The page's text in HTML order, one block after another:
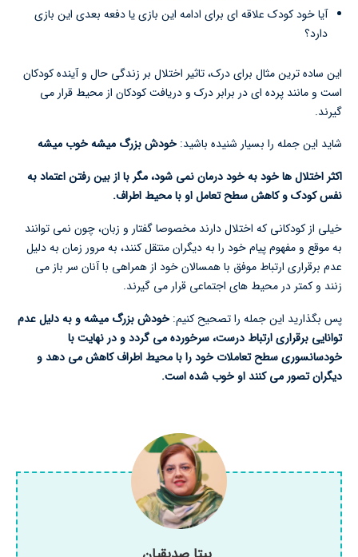
آیا خود کودک علاقه ای برای ادامه این بازی یا دفعه بعدی این بازی
دارد؟
این ساده ترین مثال برای درک، تاثیر اختلال بر زندگی حال و آینده کودکان
است و مانند پرده ای در برابر درک و دریافت کودکان از محیط قرار می
گیرند.
شاید این جمله را بسیار شنیده باشید: خودش بزرگ میشه خوب میشه
اکثر اختلال ها خود به خود درمان نمی شود، مگر با از بین رفتن اعتماد به
نفس کودک و کاهش سطح تعامل او با محیط اطراف.
خیلی از کودکانی که اختلال دارند مخصوصا گفتار و زبان، چون نمی توانند
به موقع و مفهوم پیام خود را به دیگران منتقل کنند، به مرور زمان به دلیل
عدم برقراری ارتباط موفق با همسالان خود از همراهی با آنان سر باز می
زنند و کمتر در محیط های اجتماعی قرار می گیرند.
پس بگذارید این جمله را تصحیح کنیم: خودش بزرگ میشه و به دلیل عدم
توانایی برقراری ارتباط درست، سرخورده می گردد و در نهایت با
خودسانسوری سطح تعاملات خود را با محیط اطراف کاهش می دهد و
دیگران تصور می کنند او خوب شده است.